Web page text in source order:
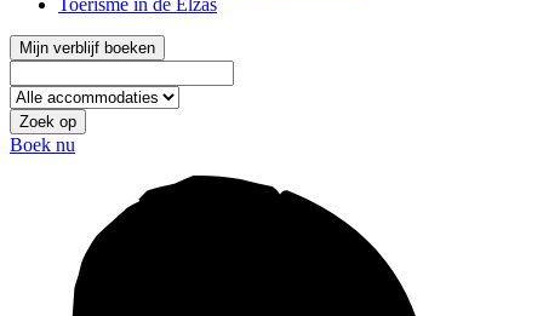
Toerisme in de Elzas
Mijn verblijf boeken
Zoek op
Boek nu